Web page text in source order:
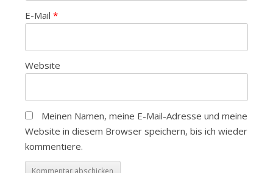
E-Mail *
Website
Meinen Namen, meine E-Mail-Adresse und meine
Website in diesem Browser speichern, bis ich wieder
kommentiere.